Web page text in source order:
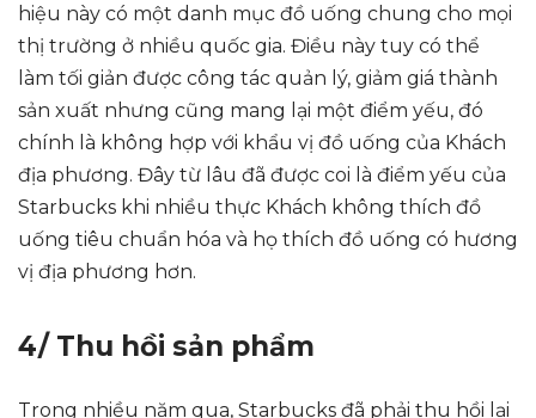
hiệu này có một danh mục đồ uống chung cho mọi
thị trường ở nhiều quốc gia. Điều này tuy có thể
làm tối giản được công tác quản lý, giảm giá thành
sản xuất nhưng cũng mang lại một điểm yếu, đó
chính là không hợp với khẩu vị đồ uống của Khách
địa phương. Đây từ lâu đã được coi là điểm yếu của
Starbucks khi nhiều thực Khách không thích đồ
uống tiêu chuẩn hóa và họ thích đồ uống có hương
vị địa phương hơn.
4/ Thu hồi sản phẩm
Trong nhiều năm qua, Starbucks đã phải thu hồi lại